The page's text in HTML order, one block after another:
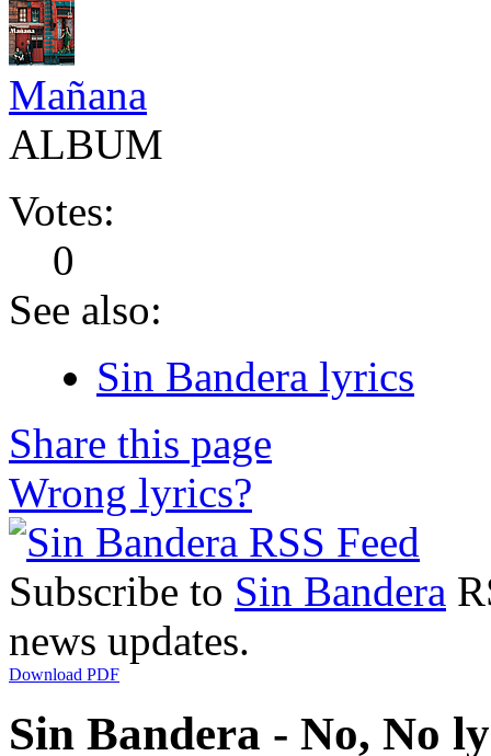
Mañana
ALBUM
Votes:
0
See also:
Sin Bandera lyrics
Share this page
Wrong lyrics?
Subscribe to Sin Bandera
news updates.
Download PDF
Sin Bandera - No, No